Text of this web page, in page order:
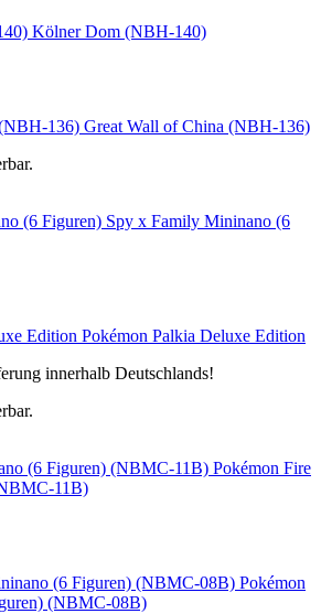
Kölner Dom (NBH-140)
Great Wall of China (NBH-136)
Spy x Family Mininano (6
Pokémon Palkia Deluxe Edition
innerhalb Deutschlands!
Pokémon Fire
11B)
Pokémon
(NBMC-08B)